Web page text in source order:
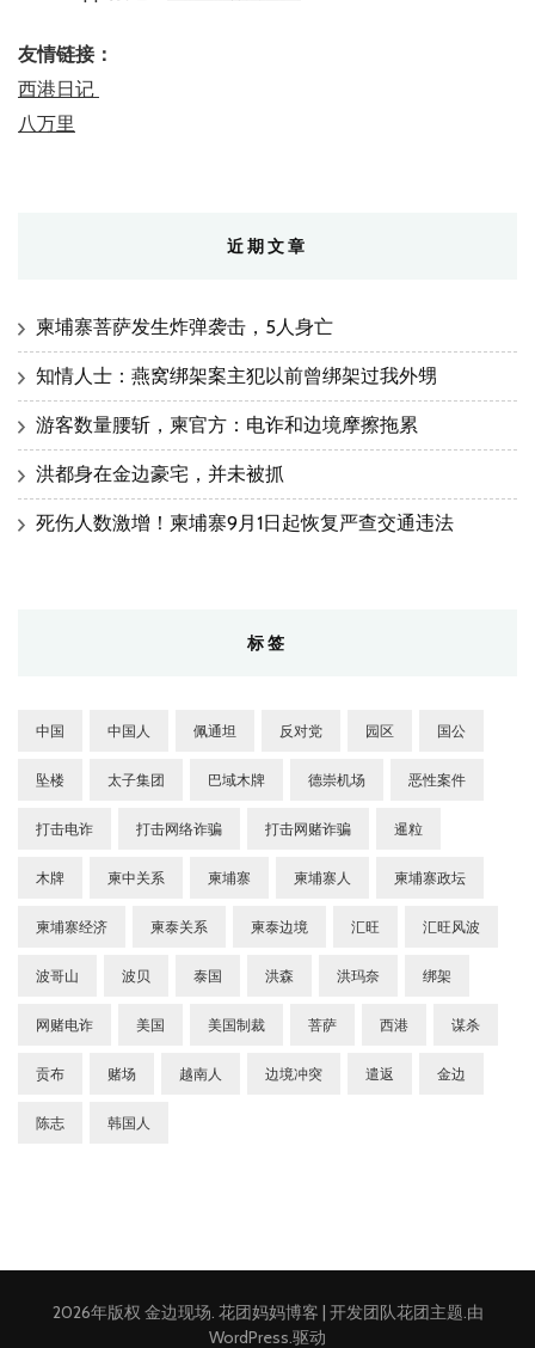
友情链接：
西港日记
八万里
近期文章
柬埔寨菩萨发生炸弹袭击，5人身亡
知情人士：燕窝绑架案主犯以前曾绑架过我外甥
游客数量腰斩，柬官方：电诈和边境摩擦拖累
洪都身在金边豪宅，并未被抓
死伤人数激增！柬埔寨9月1日起恢复严查交通违法
标签
中国 中国人 佩通坦 反对党 园区 国公
坠楼 太子集团 巴域木牌 德崇机场 恶性案件
打击电诈 打击网络诈骗 打击网赌诈骗 暹粒
木牌 柬中关系 柬埔寨 柬埔寨人 柬埔寨政坛
柬埔寨经济 柬泰关系 柬泰边境 汇旺 汇旺风波
波哥山 波贝 泰国 洪森 洪玛奈 绑架
网赌电诈 美国 美国制裁 菩萨 西港 谋杀
贡布 赌场 越南人 边境冲突 遣返 金边
陈志 韩国人
2026年版权 金边现场. 花团妈妈博客 | 开发团队花团主题.由
WordPress.驱动